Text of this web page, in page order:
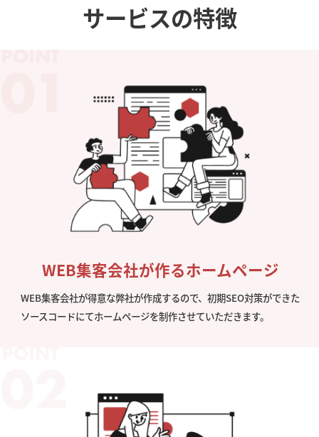
サービスの特徴
WEB集客会社が作るホームページ
WEB集客会社が得意な弊社が作成するので、初期SEO対策ができた
ソースコードにてホームページを制作させていただきます。